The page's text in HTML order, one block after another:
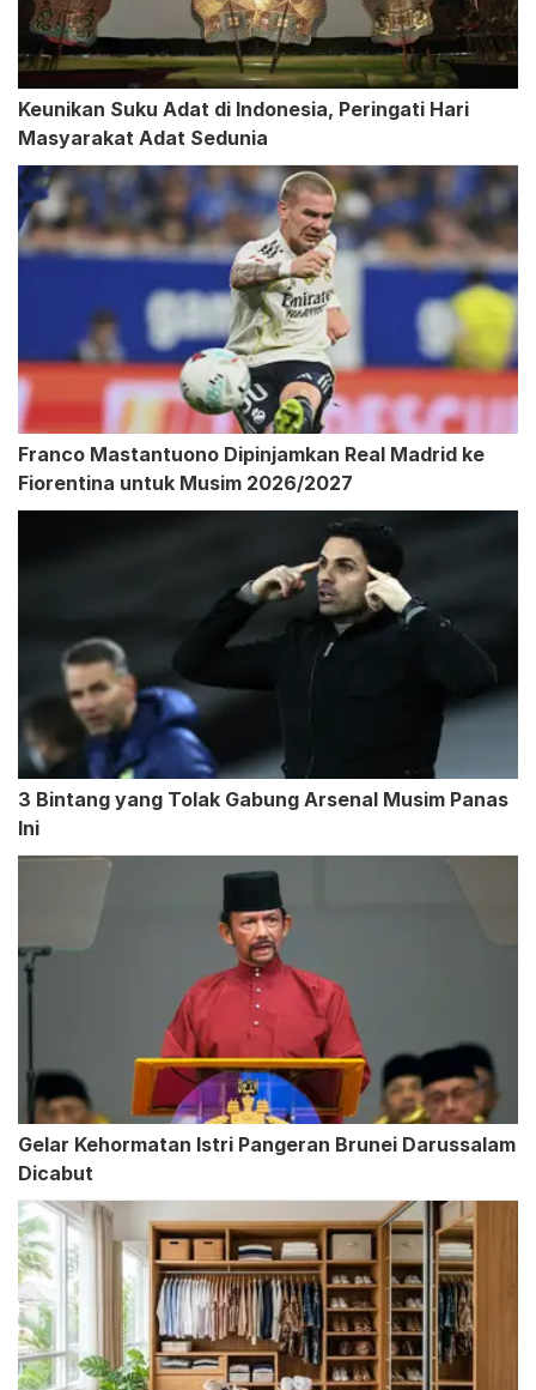
Keunikan Suku Adat di Indonesia, Peringati Hari
Masyarakat Adat Sedunia
Franco Mastantuono Dipinjamkan Real Madrid ke
Fiorentina untuk Musim 2026/2027
3 Bintang yang Tolak Gabung Arsenal Musim Panas
Ini
Gelar Kehormatan Istri Pangeran Brunei Darussalam
Dicabut